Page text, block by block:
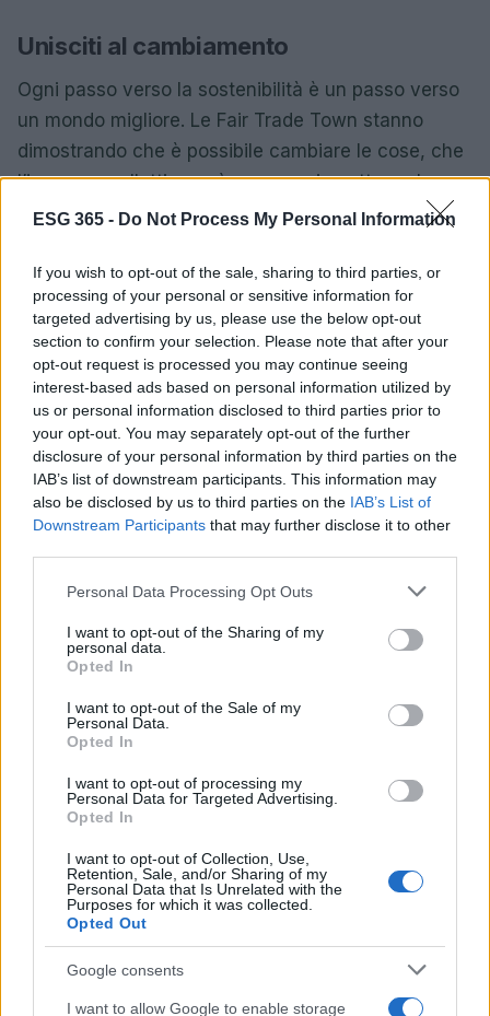
ESG 365 - Do Not Process My Personal Information
If you wish to opt-out of the sale, sharing to third parties, or
processing of your personal or sensitive information for
targeted advertising by us, please use the below opt-out
section to confirm your selection. Please note that after your
opt-out request is processed you may continue seeing
interest-based ads based on personal information utilized by
us or personal information disclosed to third parties prior to
your opt-out. You may separately opt-out of the further
disclosure of your personal information by third parties on the
IAB’s list of downstream participants. This information may
also be disclosed by us to third parties on the IAB’s List of
Downstream Participants that may further disclose it to other
Please note that this website/app uses one or more Google
not limited to your visit or usage behaviour. You may click to
grant or deny consent to Google and its third-party tags to
use your data for below specified purposes in below Google
consent section.
Personal Data Processing Opt Outs
I want to opt-out of the Sharing of my
personal data.
Opted In
I want to opt-out of the Sale of my
Personal Data.
Opted In
I want to opt-out of processing my
Personal Data for Targeted Advertising.
Opted In
I want to opt-out of Collection, Use,
Retention, Sale, and/or Sharing of my
Personal Data that Is Unrelated with the
Purposes for which it was collected.
Opted Out
Google consents
I want to allow Google to enable storage
Unisciti al cambiamento
Ogni passo verso la sostenibilità è un passo verso
un mondo migliore. Le Fair Trade Town stanno
dimostrando che è possibile cambiare le cose, che
l’impegno collettivo può avere un impatto reale.
Quindi, la prossima volta che fai shopping, chiediti:
equo? La risposta potrebbe sorprenderti.
Ricorda, ogni piccolo gesto conta. Siamo tutti parte
di questo grande viaggio. Insieme, possiamo
costruire un futuro in cui giustizia e sostenibilità
siano al centro delle nostre vite quotidiane.
AUTORE
AiAdhubMedia